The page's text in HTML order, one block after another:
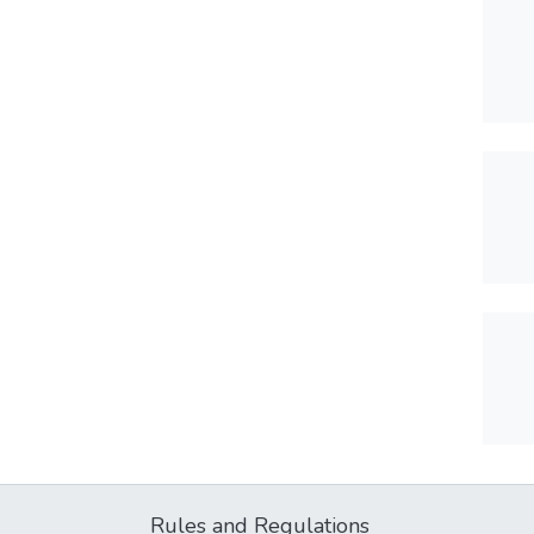
Rules and Regulations